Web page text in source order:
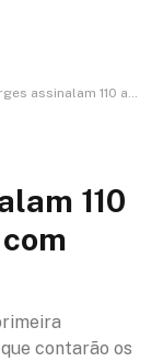
110 anos da marca Lello com nova imagem
110
contarão os